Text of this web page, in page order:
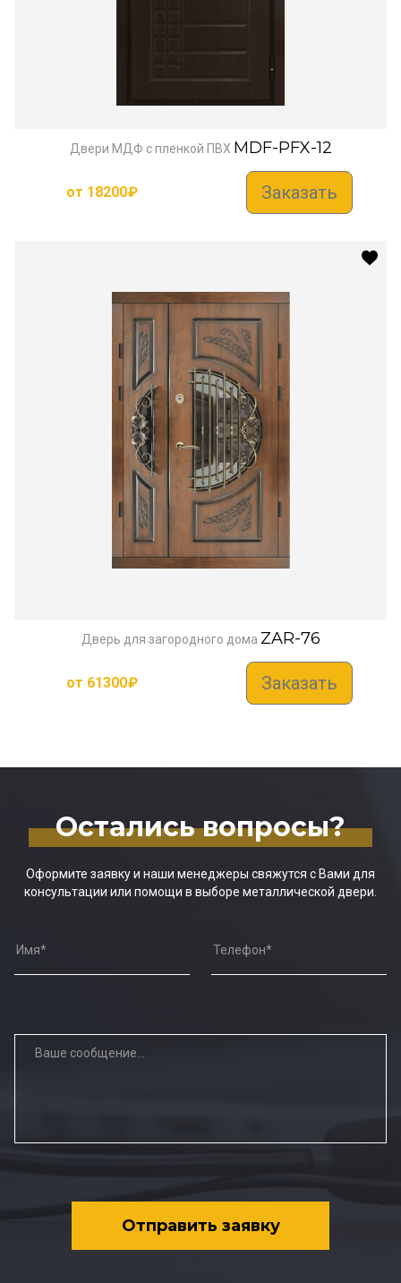
Двери МДФ с пленкой ПВХ MDF-PFX-12
от 18200₽ Заказать
Дверь для загородного дома ZAR-76
от 61300₽ Заказать
Остались вопросы?
Оформите заявку и наши менеджеры свяжутся с Вами для
консультации или помощи в выборе металлической двери.
Отправить заявку